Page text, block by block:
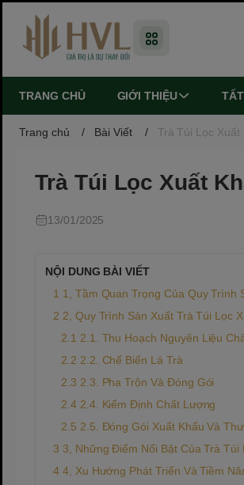
TRANG CHỦ GIỚI THIỆU
Trang chủ / Bài Viết / Trà Túi Lọc
Trà Túi Lọc Xuất
13/01/2025
NỘI DUNG BÀI VIẾT
1, Tầm Quan Trọng Của Quy Trình
2, Quy Trình Sản Xuất Trà Túi Lọc
2.1. Thu Hoạch Nguyên Liệu
2.2. Chế Biến Lá Trà
2.3. Pha Trộn Và Đóng Gói
2.4. Kiểm Định Chất Lượng
2.5. Đóng Gói Xuất Khẩu Và
3, Những Điểm Nổi Bật Của Trà Túi
4, Xu Hướng Phát Triển Và Tiềm